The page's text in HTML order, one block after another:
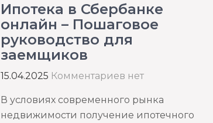
Ипотека в Сбербанке
онлайн – Пошаговое
руководство для
заемщиков
15.04.2025 Комментариев нет
В условиях современного рынка
недвижимости получение ипотечного